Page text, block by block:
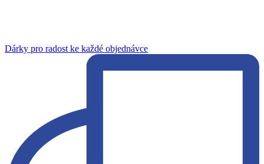
Dárky pro radost ke každé objednávce